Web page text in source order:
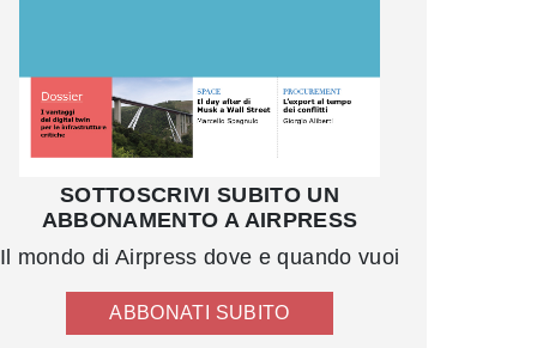
SOTTOSCRIVI SUBITO UN
ABBONAMENTO A AIRPRESS
Il mondo di Airpress dove e quando vuoi
ABBONATI SUBITO